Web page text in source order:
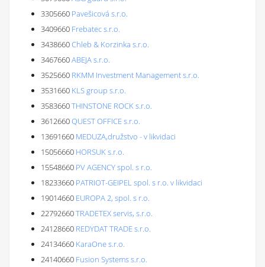
3305660 Pavešicová s.r.o.
3409660 Frebatec s.r.o.
3438660Chleb & Korzinka s.r.o.
3467660ABEJA s.r.o.
3525660 RKMM Investment Management s.r.o.
3531660 KLS group s.r.o.
3583660THINSTONE ROCK s.r.o.
3612660QUEST OFFICE s.r.o.
13691660 MEDUZA,družstvo - v likvidaci
15056660 HORSUK s.r.o.
15548660 PV AGENCY spol. s r.o.
18233660 PATRIOT-GEIPEL spol. s r.o. v likvidaci
19014660 EUROPA 2, spol. s r.o.
22792660TRADETEX servis, s.r.o.
24128660 REDYDAT TRADE s.r.o.
24134660 KaraOne s.r.o.
24140660 Fusion Systems s.r.o.